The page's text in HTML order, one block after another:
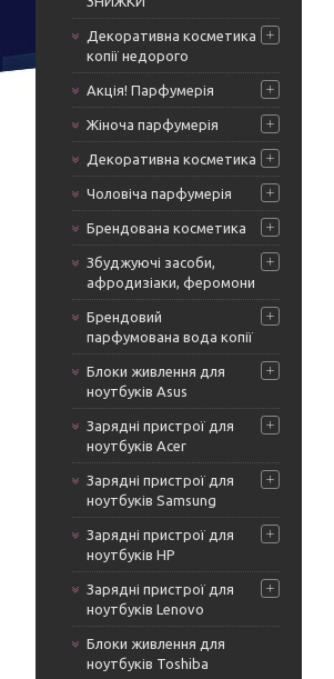
Декоративна косметика
копії недорого
Акція! Парфумерія
Жіноча парфумерія
Декоративна косметика
Чоловіча парфумерія
Брендована косметика
Збуджуючі засоби,
афродизіаки, феромони
Брендовий
парфумована вода копії
Блоки живлення для
ноутбуків Asus
Зарядні пристрої для
ноутбуків Acer
Зарядні пристрої для
ноутбуків Samsung
Зарядні пристрої для
ноутбуків HP
Зарядні пристрої для
ноутбуків Lenovo
Блоки живлення для
ноутбуків Toshiba